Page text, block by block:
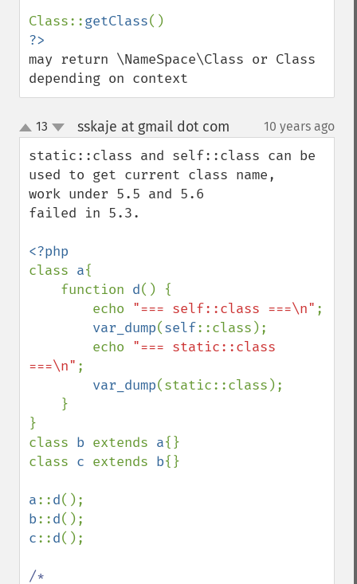
Class::getClass
may return \NameSpace\Class or Class
depending on context
up
down
13 sskaje at gmail dot com 10 years ago
static::class and self::class can be
used to get current class name,
work under 5.5 and 5.6
failed in 5.3.
class a{
    function
d() {
        echo
"=== self::class ===\n" ;
var_dump(self::class);
        echo
"=== static::class
===\n" ;
var_dump(static::class);
}
class b extends a{}
class c extends b{}
a::d
b::d
c::d();
/*